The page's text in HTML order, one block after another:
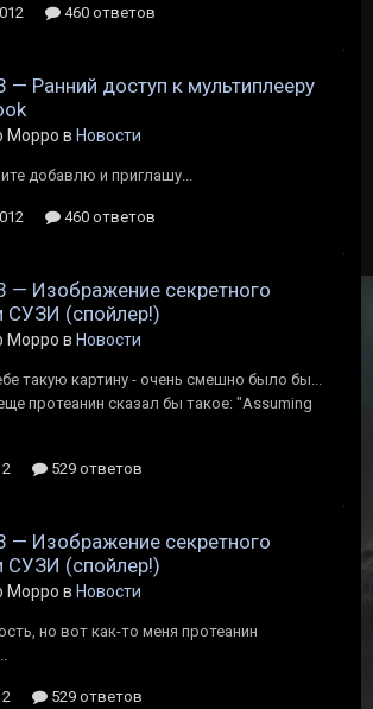
460 ответов
— Ранний доступ к мультиплееру
Морро в Новости
добавлю и приглашу...
460 ответов
— Изображение секретного
СУЗИ (спойлер!)
Морро в Новости
такую картину - очень смешно было бы...
протеанин сказал бы такое: "Assuming
529 ответов
— Изображение секретного
СУЗИ (спойлер!)
Морро в Новости
но вот как-то меня протеанин
529 ответов